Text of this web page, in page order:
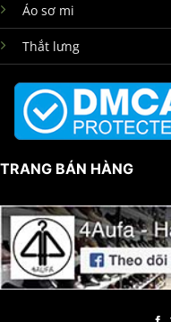
Áo sơ mi
Thắt lưng
TRANG BÁN HÀNG